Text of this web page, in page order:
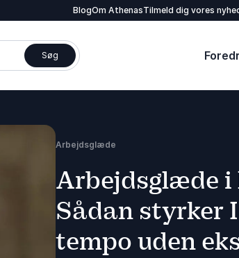
BlogOm AthenasTilmeld dig vores
Søg
Arbejdsglæde
Arbejdsglæde i
Sådan styrker
tempo uden